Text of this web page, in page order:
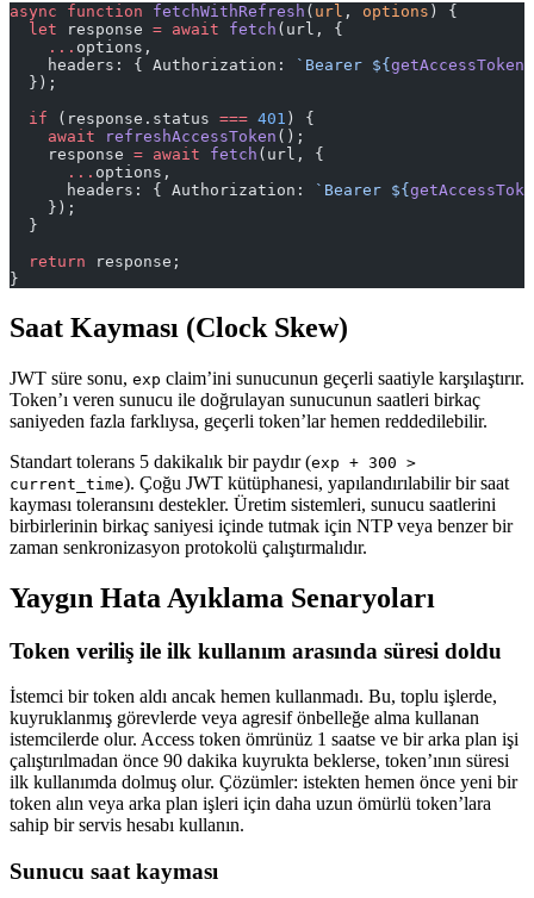
async function fetchWithRefresh ( url , options ) {
  let
response = await fetch (url, {
    ...
options,
    headers: { Authorization:
`Bearer ${ getAccessToken
  });
  if
(response.status === 401 ) {
    await
refreshAccessToken ();
    response
= await fetch (url, {
      ...
options,
      headers: { Authorization:
`Bearer ${
    });
  }
  return
response;
}
Saat Kayması (Clock Skew)
JWT süre sonu, exp claim’ini sunucunun geçerli saatiyle karşılaştırır.
Token’ı veren sunucu ile doğrulayan sunucunun saatleri birkaç
saniyeden fazla farklıysa, geçerli token’lar hemen reddedilebilir.
Standart tolerans 5 dakikalık bir paydır (exp + 300 >
current_time). Çoğu JWT kütüphanesi, yapılandırılabilir bir saat
kayması toleransını destekler. Üretim sistemleri, sunucu saatlerini
birbirlerinin birkaç saniyesi içinde tutmak için NTP veya benzer bir
zaman senkronizasyon protokolü çalıştırmalıdır.
Yaygın Hata Ayıklama Senaryoları
Token veriliş ile ilk kullanım arasında süresi doldu
İstemci bir token aldı ancak hemen kullanmadı. Bu, toplu işlerde,
kuyruklanmış görevlerde veya agresif önbelleğe alma kullanan
istemcilerde olur. Access token ömrünüz 1 saatse ve bir arka plan işi
çalıştırılmadan önce 90 dakika kuyrukta beklerse, token’ının süresi
ilk kullanımda dolmuş olur. Çözümler: istekten hemen önce yeni bir
token alın veya arka plan işleri için daha uzun ömürlü token’lara
sahip bir servis hesabı kullanın.
Sunucu saat kayması